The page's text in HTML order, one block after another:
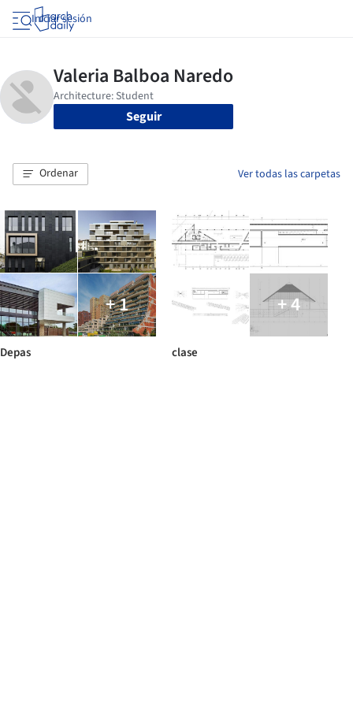
Iniciar sesión
Seguir
Ordenar Ver todas las carpetas
+ 1
Depas
+ 4
clase